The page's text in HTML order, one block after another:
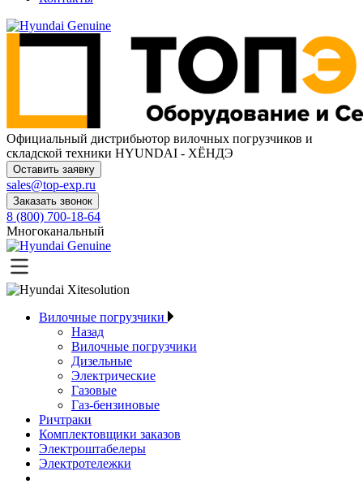
Официальный дистрибьютор вилочных погрузчиков и
складской техники HYUNDAI - ХЁНДЭ
Оставить заявку
sales@top-exp.ru
Заказать звонок
8 (800) 700-18-64
Многоканальный
Вилочные погрузчики
Назад
Вилочные погрузчики
Дизельные
Электрические
Газовые
Газ-бензиновые
Ричтраки
Комплектовщики заказов
Электроштабелеры
Электротележки